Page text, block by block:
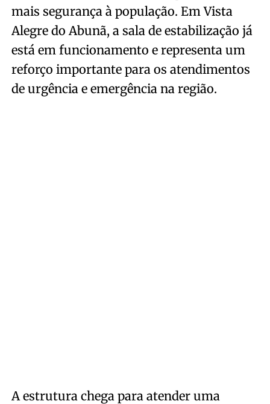
mais segurança à população. Em Vista
Alegre do Abunã, a sala de estabilização já
está em funcionamento e representa um
reforço importante para os atendimentos
de urgência e emergência na região.
A estrutura chega para atender uma